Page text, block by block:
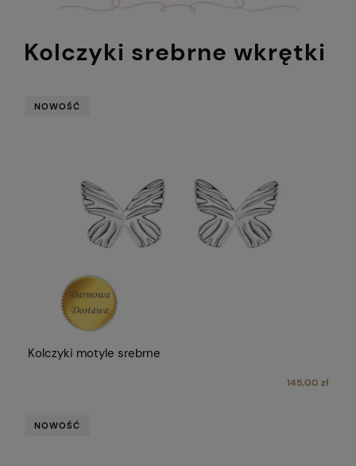
Kolczyki srebrne wkrętki
Kolczyki motyle srebrne
145,00 zł
NOWOŚĆ
NOWOŚĆ